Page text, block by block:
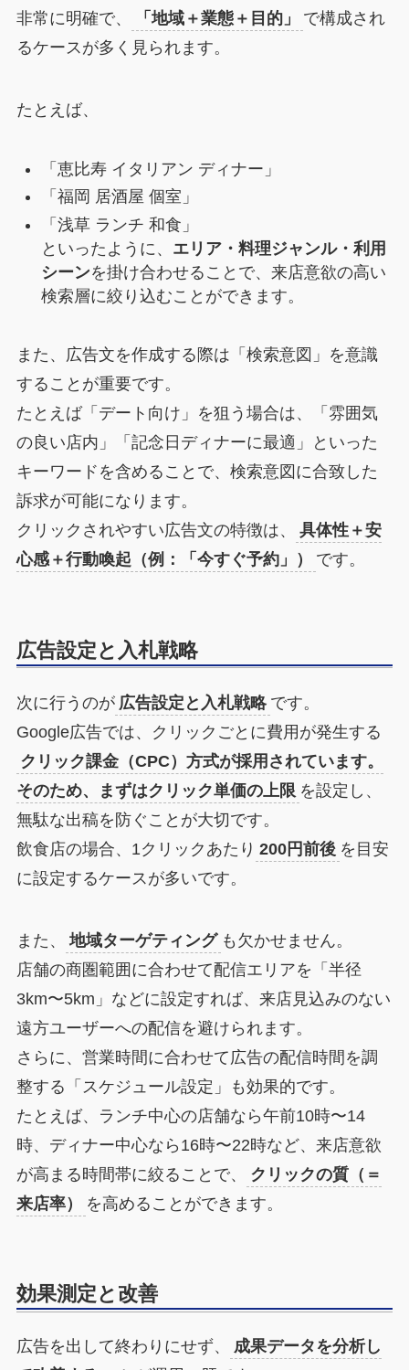
非常に明確で、
「地域＋業態＋目的」
で構成され
るケースが多く見られます。
たとえば、
「恵比寿 イタリアン ディナー」
「福岡 居酒屋 個室」
「浅草 ランチ 和食」
といったように、 エリア・料理ジャンル・利用
シーンを掛け合わせることで、来店意欲の高い
検索層に絞り込むことができます。
また、広告文を作成する際は「検索意図」を意識
することが重要です。
たとえば「デート向け」を狙う場合は、「雰囲気
の良い店内」「記念日ディナーに最適」といった
キーワードを含めることで、検索意図に合致した
訴求が可能になります。
クリックされやすい広告文の特徴は、
具体性＋安
心感＋行動喚起（例：「今すぐ予約」）
です。
広告設定と入札戦略
次に行うのが 広告設定と入札戦略 です。
Google広告では、クリックごとに費用が発生する
クリック課金（CPC）方式が採用されています。
そのため、まずはクリック単価の上限 を設定し、
無駄な出稿を防ぐことが大切です。
飲食店の場合、1クリックあたり 200円前後 を目安
に設定するケースが多いです。
また、 地域ターゲティング も欠かせません。
店舗の商圏範囲に合わせて配信エリアを「半径
3km〜5km」などに設定すれば、来店見込みのない
遠方ユーザーへの配信を避けられます。
さらに、営業時間に合わせて広告の配信時間を調
整する「スケジュール設定」も効果的です。
たとえば、ランチ中心の店舗なら午前10時〜14
時、ディナー中心なら16時〜22時など、来店意欲
が高まる時間帯に絞ることで、
クリックの質（＝
来店率）
を高めることができます。
効果測定と改善
広告を出して終わりにせず、
成果データを分析し